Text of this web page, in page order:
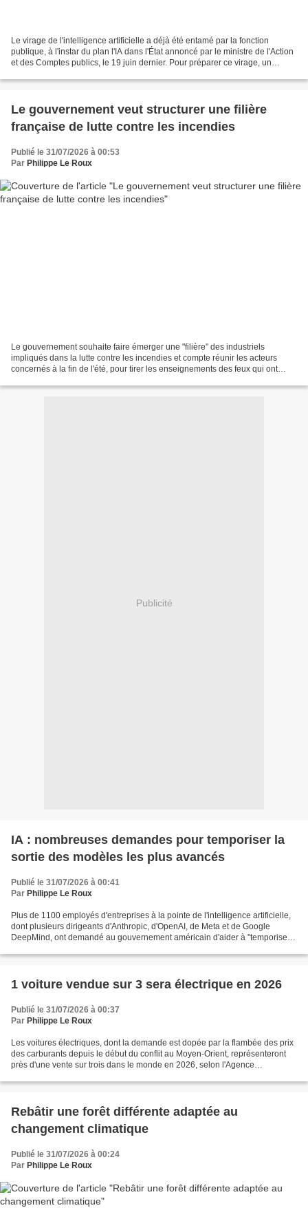
Le virage de l'intelligence artificielle a déjà été entamé par la fonction
publique, à l'instar du plan l'IA dans l'État annoncé par le ministre de l'Action
et des Comptes publics, le 19 juin dernier. Pour préparer ce virage, un
Le gouvernement veut structurer une filière
française de lutte contre les incendies
Publié le 31/07/2026 à 00:53
Par Philippe Le Roux
Le gouvernement souhaite faire émerger une "filière" des industriels
impliqués dans la lutte contre les incendies et compte réunir les acteurs
concernés à la fin de l'été, pour tirer les enseignements des feux qui ont
Publicité
IA : nombreuses demandes pour temporiser la
sortie des modèles les plus avancés
Publié le 31/07/2026 à 00:41
Par Philippe Le Roux
Plus de 1100 employés d'entreprises à la pointe de l'intelligence artificielle,
dont plusieurs dirigeants d'Anthropic, d'OpenAI, de Meta et de Google
DeepMind, ont demandé au gouvernement américain d'aider à "temporiser"
1 voiture vendue sur 3 sera électrique en 2026
Publié le 31/07/2026 à 00:37
Par Philippe Le Roux
Les voitures électriques, dont la demande est dopée par la flambée des prix
des carburants depuis le début du conflit au Moyen-Orient, représenteront
près d'une vente sur trois dans le monde en 2026, selon l'Agence
Rebâtir une forêt différente adaptée au
changement climatique
Publié le 31/07/2026 à 00:24
Par Philippe Le Roux